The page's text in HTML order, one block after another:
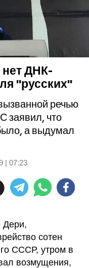
нет ДНК-
"русских"
речью
заявил, что
а выдумал
| 07:23
Дери,
сотен
СССР, утром в
возмущения,